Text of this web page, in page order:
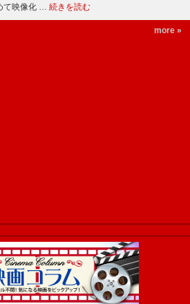
て映像化 … 続きを読む
more »